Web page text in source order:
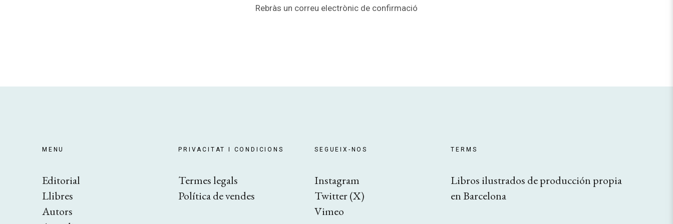
Rebràs un correu electrònic de confirmació
MENU
Editorial
Llibres
Autors
PRIVACITAT I CONDICIONS
​Termes legals
Política de vendes
SEGUEIX-NOS
Instagram
Twitter (X)
Vimeo
TERMS
Libros ilustrados de producción propia
en Barcelona